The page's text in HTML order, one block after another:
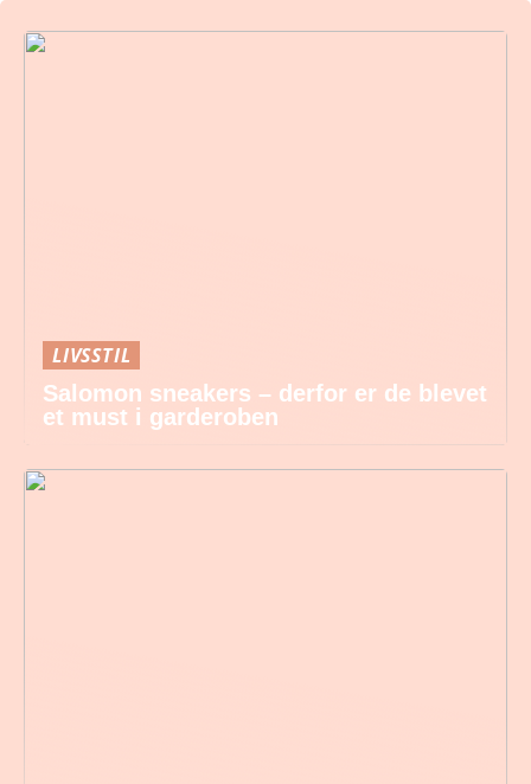
LIVSSTIL
Salomon sneakers – derfor er de blevet
et must i garderoben